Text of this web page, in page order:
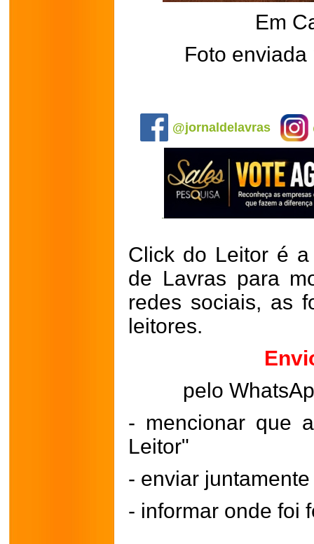
Em
Foto
@jornaldelavras
Click do Leitor é
de Lavras para
redes sociais, as
leitores.
pelo
- mencionar que
Leitor"
- enviar
- informar onde foi